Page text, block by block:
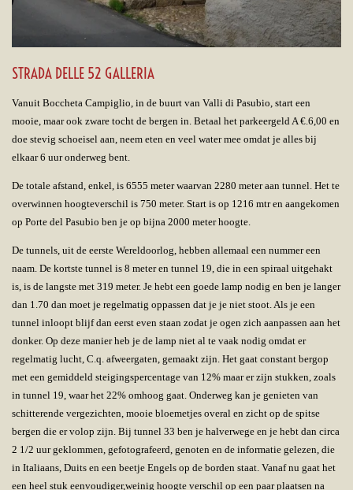
STRADA DELLE 52 GALLERIA
Vanuit Boccheta Campiglio, in de buurt van Valli di Pasubio, start een
mooie, maar ook zware tocht de bergen in. Betaal het parkeergeld A €.6,00 en
doe stevig schoeisel aan, neem eten en veel water mee omdat je alles bij
elkaar 6 uur onderweg bent.
De totale afstand, enkel, is 6555 meter waarvan 2280 meter aan tunnel. Het te
overwinnen hoogteverschil is 750 meter. Start is op 1216 mtr en aangekomen
op Porte del Pasubio ben je op bijna 2000 meter hoogte.
De tunnels, uit de eerste Wereldoorlog, hebben allemaal een nummer een
naam. De kortste tunnel is 8 meter en tunnel 19, die in een spiraal uitgehakt
is, is de langste met 319 meter. Je hebt een goede lamp nodig en ben je langer
dan 1.70 dan moet je regelmatig oppassen dat je je niet stoot. Als je een
tunnel inloopt blijf dan eerst even staan zodat je ogen zich aanpassen aan het
donker. Op deze manier heb je de lamp niet al te vaak nodig omdat er
regelmatig lucht, C.q. afweergaten, gemaakt zijn. Het gaat constant bergop
met een gemiddeld steigingspercentage van 12% maar er zijn stukken, zoals
in tunnel 19, waar het 22% omhoog gaat. Onderweg kan je genieten van
schitterende vergezichten, mooie bloemetjes overal en zicht op de spitse
bergen die er volop zijn. Bij tunnel 33 ben je halverwege en je hebt dan circa
2 1/2 uur geklommen, gefotografeerd, genoten en de informatie gelezen, die
in Italiaans, Duits en een beetje Engels op de borden staat. Vanaf nu gaat het
een heel stuk eenvoudiger,weinig hoogte verschil op een paar plaatsen na